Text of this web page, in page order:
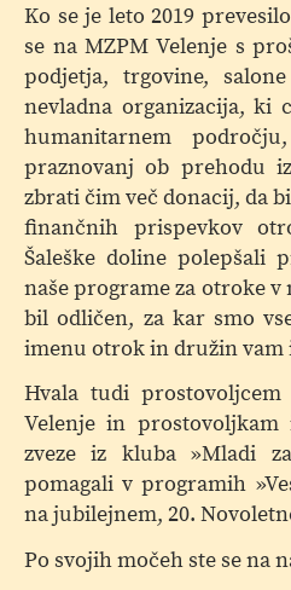
Ko se je leto 2019
se na MZPM Velenje s
podjetja, trgovine,
nevladna organizacija, ki
humanitarnem
praznovanj ob prehodu
zbrati čim več donacij, da
finančnih prispevkov
Šaleške doline polepšali
naše programe za otroke v
bil odličen, za kar smo
imenu otrok in družin vam
Hvala tudi
Velenje in
zveze iz kluba »Mladi
pomagali v programih
na jubilejnem, 20.
Po svojih močeh ste se na